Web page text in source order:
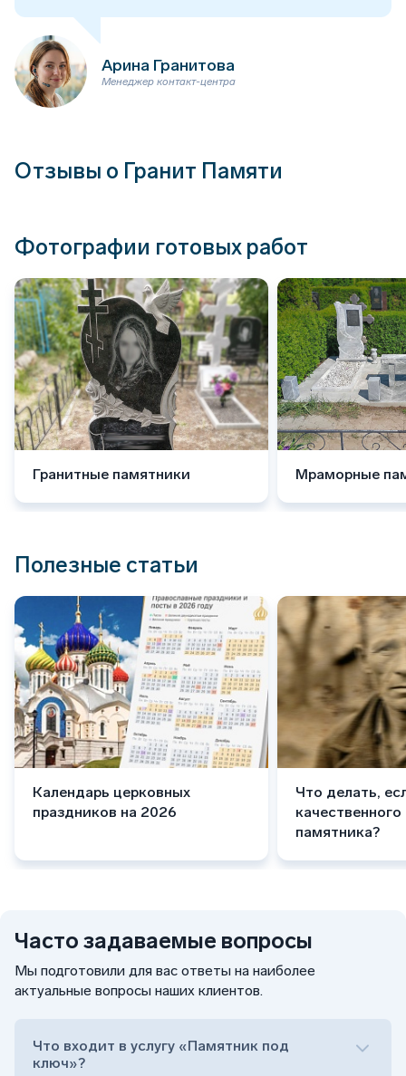
Арина Гранитова
Менеджер контакт-центра
Отзывы о Гранит Памяти
Фотографии готовых работ
Гранитные памятники Мраморные
Полезные статьи
Календарь церковных
праздников на 2026
Что делать,
памятника?
Часто задаваемые вопросы
Мы подготовили для вас ответы на наиболее
актуальные вопросы наших клиентов.
Что входит в услугу «Памятник под
ключ»?